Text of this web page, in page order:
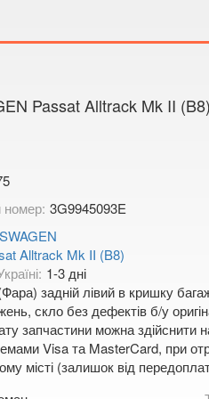
Passat Alltrack Mk II
номер: 3G9945093E
Alltrack Mk II (B8)
1-3 дні
задній лівий в кришку
скло без дефектів б/у
запчастини можна здійснити
Visa та MasterCard, при
місті (залишок від